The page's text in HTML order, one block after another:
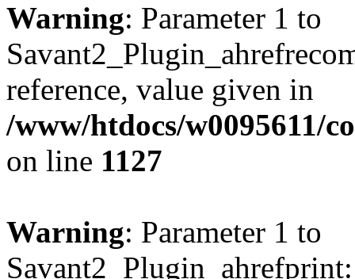
Warning: Parameter 1 to
reference, value given in
/www/htdocs/w0095611/
on line 1127
Warning: Parameter 1 to